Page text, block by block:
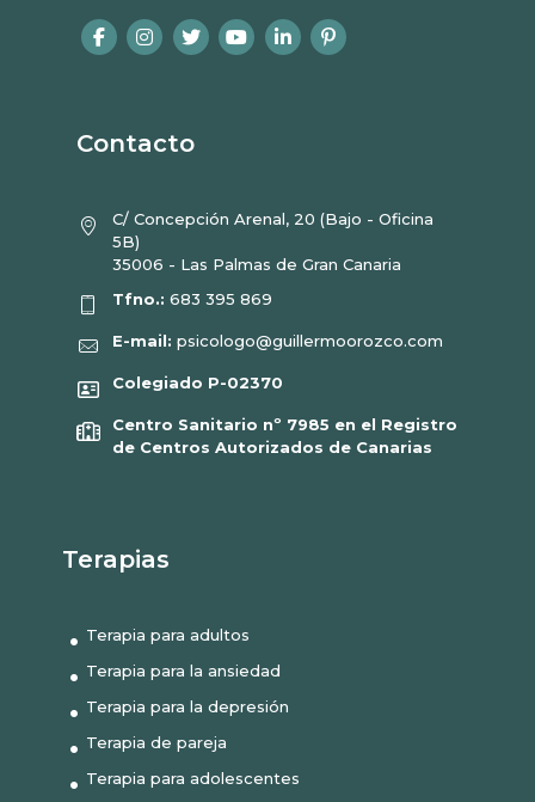
Contacto
C/ Concepción Arenal, 20 (Bajo - Oficina
5B)
35006 - Las Palmas de Gran Canaria
Tfno.: 683 395 869
E-mail: psicologo@guillermoorozco.com
Colegiado P-02370
Centro Sanitario nº 7985 en el Registro
de Centros Autorizados de Canarias
Terapias
Terapia para adultos
Terapia para la ansiedad
Terapia para la depresión
Terapia de pareja
Terapia para adolescentes